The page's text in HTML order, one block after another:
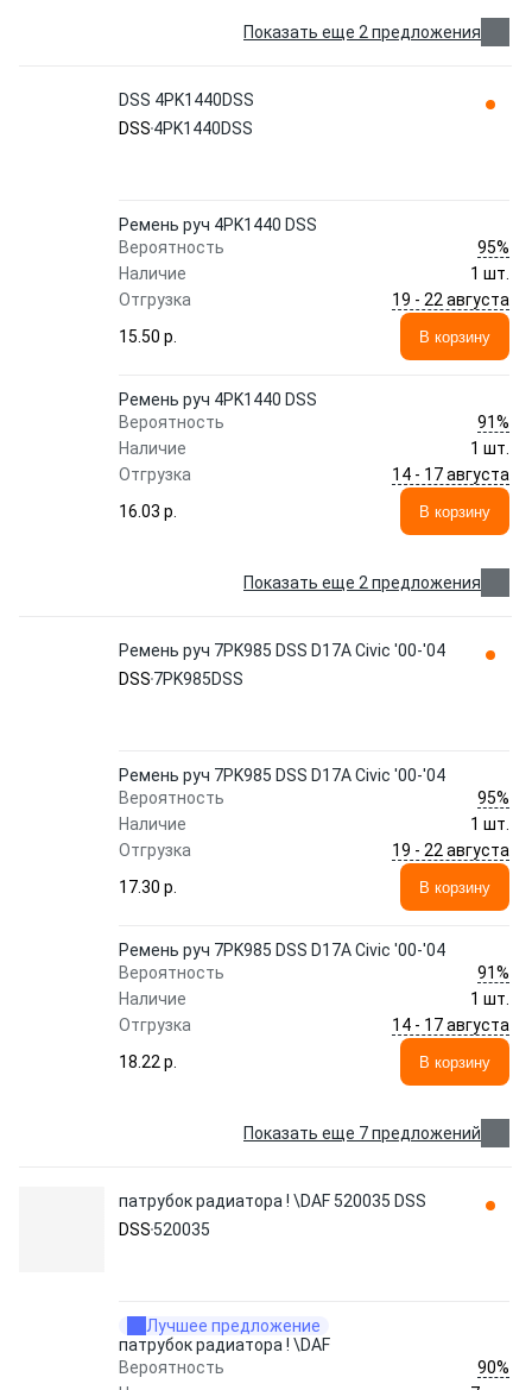
Показать еще 2 предложения
DSS 4PK1440DSS
DSS 4PK1440DSS
Ремень руч 4PK1440 DSS
Вероятность
95%
Наличие
1 шт.
Отгрузка
19 - 22 августа
15.50 p.
В корзину
Ремень руч 4PK1440 DSS
Вероятность
91%
Наличие
1 шт.
Отгрузка
14 - 17 августа
16.03 p.
В корзину
Показать еще 2 предложения
Ремень руч 7PK985 DSS D17A Civic '00-'04
DSS 7PK985DSS
Ремень руч 7PK985 DSS D17A Civic '00-'04
Вероятность
95%
Наличие
1 шт.
Отгрузка
19 - 22 августа
17.30 p.
В корзину
Ремень руч 7PK985 DSS D17A Civic '00-'04
Вероятность
91%
Наличие
1 шт.
Отгрузка
14 - 17 августа
18.22 p.
В корзину
Показать еще 7 предложений
патрубок радиатора ! \DAF 520035 DSS
DSS 520035
Лучшее предложение
патрубок радиатора ! \DAF
Вероятность
90%